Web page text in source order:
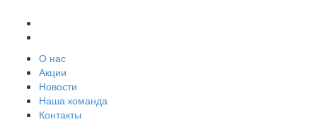
О нас
Акции
Новости
Наша команда
Контакты